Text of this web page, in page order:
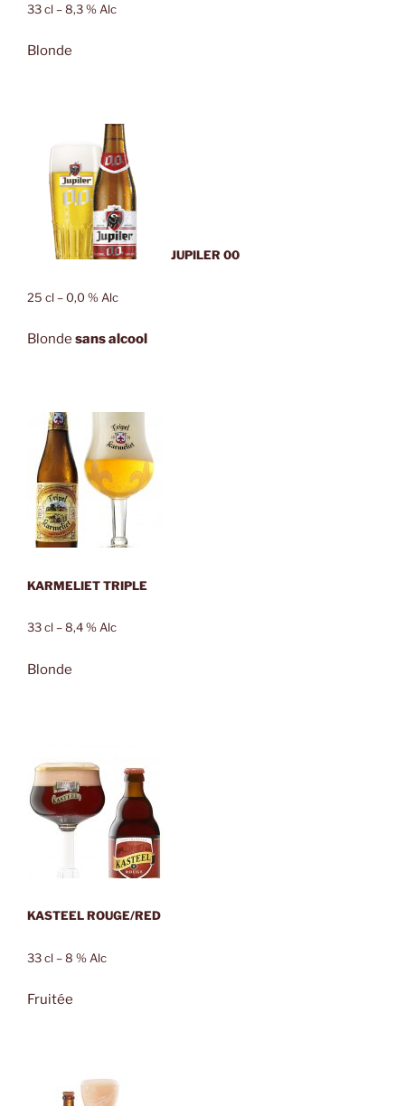
33 cl – 8,3 % Alc
Blonde
JUPILER 00
25 cl – 0,0 % Alc
Blonde sansalcool
KARMELIET TRIPLE
33 cl – 8,4 % Alc
Blonde
KASTEEL ROUGE/RED
33 cl – 8 % Alc
Fruitée